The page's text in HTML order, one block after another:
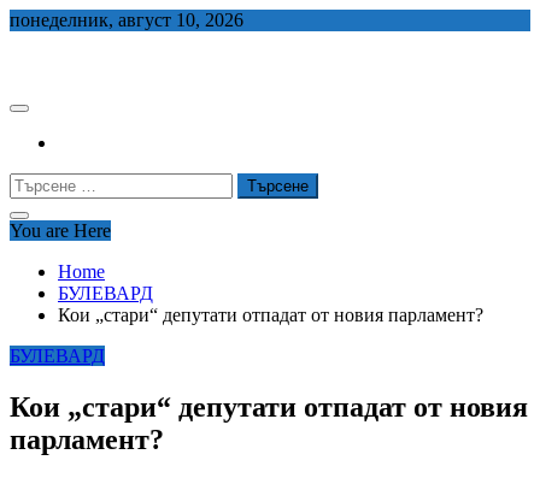
Skip
понеделник, август 10, 2026
Търсене
за:
You are Here
Home
БУЛЕВАРД
Кои „стари“ депутати отпадат от новия парламент?
БУЛЕВАРД
Кои „стари“ депутати отпадат от новия
парламент?